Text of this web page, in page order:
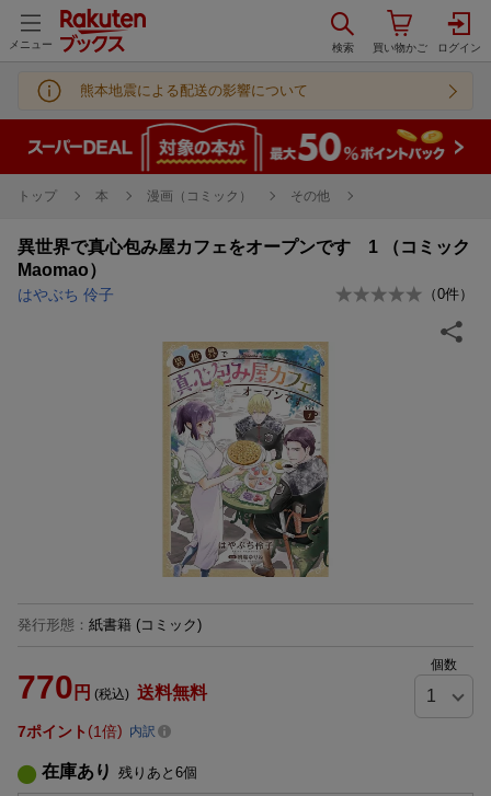
メニュー
熊本地震による配送の影響について
トップ 本 漫画（コミック） その他
異世界で真心包み屋カフェをオープンです 1 （コミック
Maomao）
はやぶち 伶子 （0件）
発行形態 ： 紙書籍 (コミック)
770 円 (税込) 送料無料
個数
7ポイント 1倍 内訳
在庫あり 残りあと 6個